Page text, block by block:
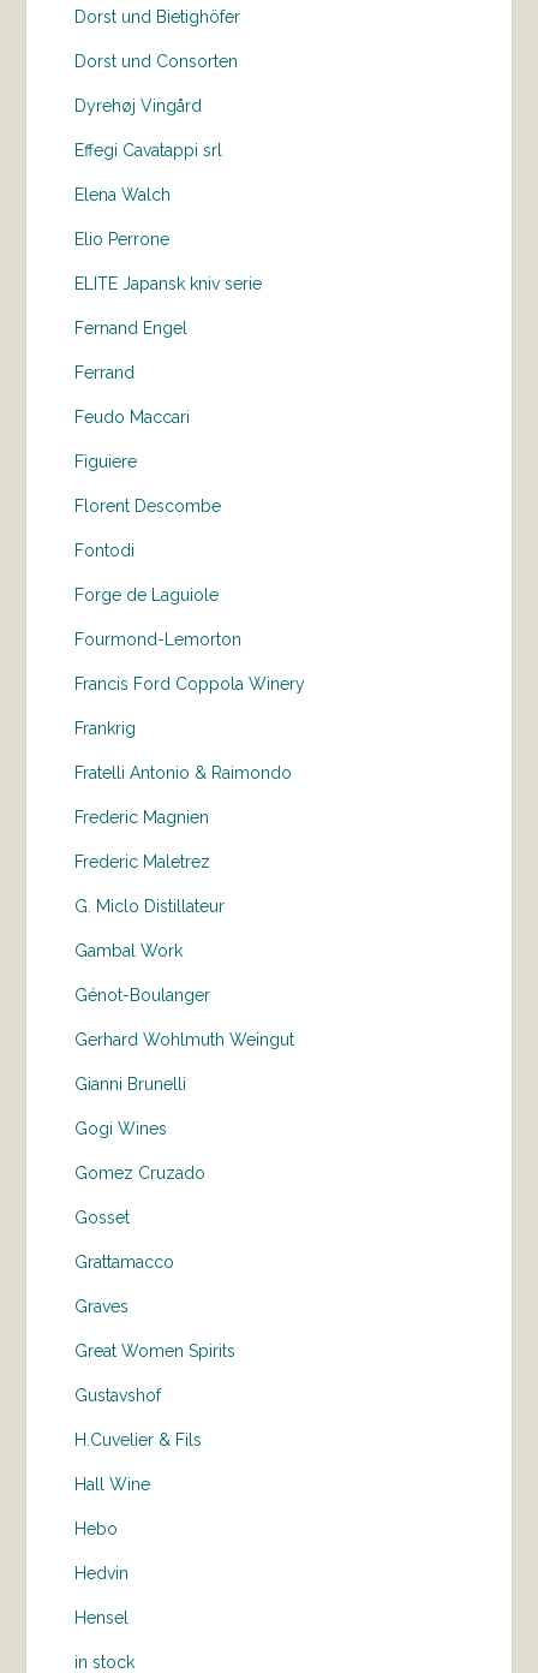
Dorst und Bietighöfer
Dorst und Consorten
Dyrehøj Vingård
Effegi Cavatappi srl
Elena Walch
Elio Perrone
ELITE Japansk kniv serie
Fernand Engel
Ferrand
Feudo Maccari
Figuiere
Florent Descombe
Fontodi
Forge de Laguiole
Fourmond-Lemorton
Francis Ford Coppola Winery
Frankrig
Fratelli Antonio & Raimondo
Frederic Magnien
Frederic Maletrez
G. Miclo Distillateur
Gambal Work
Génot-Boulanger
Gerhard Wohlmuth Weingut
Gianni Brunelli
Gogi Wines
Gomez Cruzado
Gosset
Grattamacco
Graves
Great Women Spirits
Gustavshof
H.Cuvelier & Fils
Hall Wine
Hebo
Hedvin
Hensel
in stock